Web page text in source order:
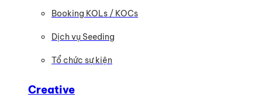
Booking KOLs / KOCs
Dịch vụ Seeding
Tổ chức sự kiện
Creative